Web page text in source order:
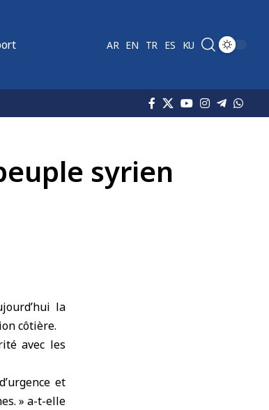
AR EN TR ES KU
syrien
la
côtière.
avec les
et
» a-t-elle